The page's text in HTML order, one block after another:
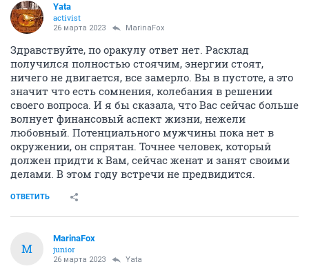
Yata
activist
26 марта 2023 MarinaFox
Здравствуйте, по оракулу ответ нет. Расклад
получился полностью стоячим, энергии стоят,
ничего не двигается, все замерло. Вы в пустоте, а это
значит что есть сомнения, колебания в решении
своего вопроса. И я бы сказала, что Вас сейчас больше
волнует финансовый аспект жизни, нежели
любовный. Потенциального мужчины пока нет в
окружении, он спрятан. Точнее человек, который
должен придти к Вам, сейчас женат и занят своими
делами. В этом году встречи не предвидится.
ОТВЕТИТЬ
M
MarinaFox
junior
26 марта 2023 Yata